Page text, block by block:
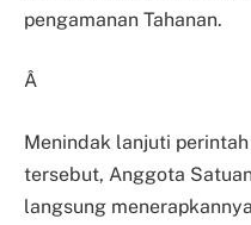
pengamanan Tahanan.
Â
Menindak lanjuti
tersebut, Anggota
langsung